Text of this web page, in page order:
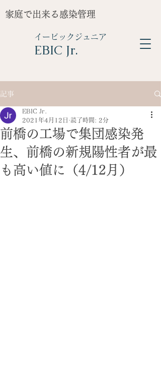
家庭で出来る感染管理
イービックジュニア
​EBIC Jr.
記事
前橋の工場で集団感染発
生、前橋の新規陽性者が最
も高い値に（4/12月）
EBIC Jr.
2021年4月12日
読了時間: 2分